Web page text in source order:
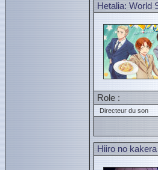
Hetalia: World
Role :
Directeur du son
Hiiro no kakera